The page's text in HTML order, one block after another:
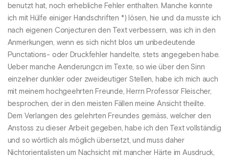
benutzt hat, noch erhebliche Fehler enthalten. Manche konnte
ich mit Hülfe einiger Handschriften *) lösen, hie und da musste ich
nach eigenen Conjecturen den Text verbessern, was ich in den
Anmerkungen, wenn es sich nicht blos um unbedeutende
Punctations- oder Druckfehler handelte, stets angegeben habe.
Ueber manche Aenderungcn im Texte, so wie über den Sinn
einzelner dunkler oder zweideutiger Stellen, habe ich mich auch
mit meinem hochgeehrten Freunde, Herrn Professor Fleischer,
besprochen, der in den meisten Fällen meine Ansicht theilte.
Dem Verlangen des gelehrten Freundes gemäss, welcher den
Anstoss zu dieser Arbeit gegeben, habe ich den Text vollständig
und so wörtlich als möglich übersetzt, und muss daher
Nichtorientalisten um Nachsicht mit mancher Härte im Ausdruck,